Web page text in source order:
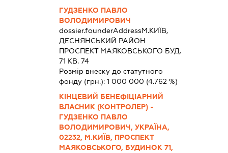
ГУДЗЕНКО ПАВЛО
ВОЛОДИМИРОВИЧ
dossier.founderAddressМ.КИЇВ,
ДЕСНЯНСЬКИЙ РАЙОН
ПРОСПЕКТ МАЯКОВСЬКОГО БУД.
71 КВ. 74
Розмір внеску до статутного
фонду (грн.): 1 000 000 (4.762 %)
КІНЦЕВИЙ БЕНЕФІЦІАРНИЙ
ВЛАСНИК (КОНТРОЛЕР) -
ГУДЗЕНКО ПАВЛО
ВОЛОДИМИРОВИЧ, УКРАЇНА,
02232, М.КИЇВ, ПРОСПЕКТ
МАЯКОВСЬКОГО, БУДИНОК 71,